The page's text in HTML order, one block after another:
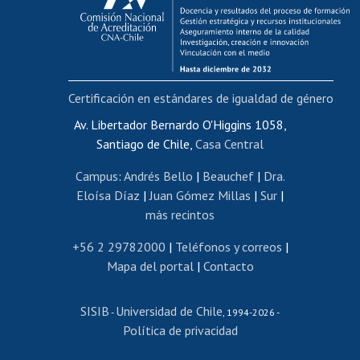
Funcionarias/os
Cursos internos de capacitación
Bienestar del personal
Portal de movilidad interna
Certificado de renta
Certificado de renta honorarios
Editar páginas blancas
Extranjeras/os
Revalidación y reconocimiento de títulos
Postulación al Programa de Movilidad Estudiantil
Cursos de español
Av. Libertador Bernardo O'Higgins 1058,
Santiago de Chile, Casa Central
Campus: Andrés Bello | Beauchef| Dra.
Eloísa Díaz |Juan Gómez Millas | Sur |
más recintos
+56 2 29782000 | Teléfonos y correos |
Mapa del portal| Contacto
SISIB - Universidad de Chile, 1994-2026 -
Política de privacidad
Certificación en estándares de igualdad de género